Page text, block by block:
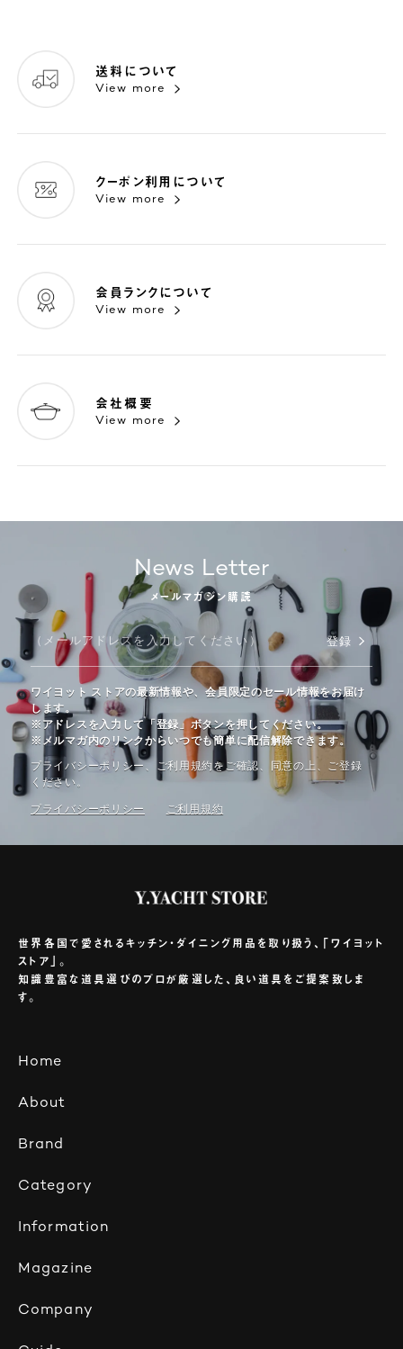
送料について
View more
クーポン利用について
View more
会員ランクについて
View more
会社概要
View more
News Letter
メールマガジン購読
登録
ワイヨット ストアの最新情報や、会員限定のセール情報をお届け
します。
※アドレスを入力して「登録」ボタンを押してください。
※メルマガ内のリンクからいつでも簡単に配信解除できます。
プライバシーポリシー、ご利⽤規約をご確認、同意の上、ご登録
ください。
プライバシーポリシー ご利⽤規約
世界各国で愛されるキッチン・ダイニング用品を取り扱う、「ワイヨット
ストア」。
知識豊富な道具選びのプロが厳選した、良い道具をご提案致しま
す。
Home
Brand
Information
Company
About
Category
Magazine